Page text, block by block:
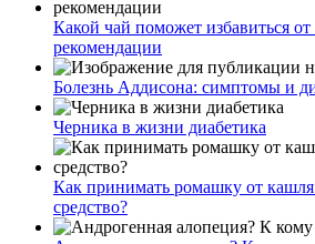
Какой чай поможет избавиться
рекомендации
Болезнь Аддисона: симптомы и
Черника в жизни диабетика
Как принимать ромашку от
средство?